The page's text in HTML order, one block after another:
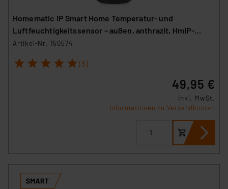
Homematic IP Smart Home Temperatur- und
Luftfeuchtigkeitssensor – außen, anthrazit, HmIP-
STHO-A
Artikel-Nr. 150574
1 2 3 4 5 (5)
49,95 €
inkl. MwSt.
Informationen zu Versandkosten